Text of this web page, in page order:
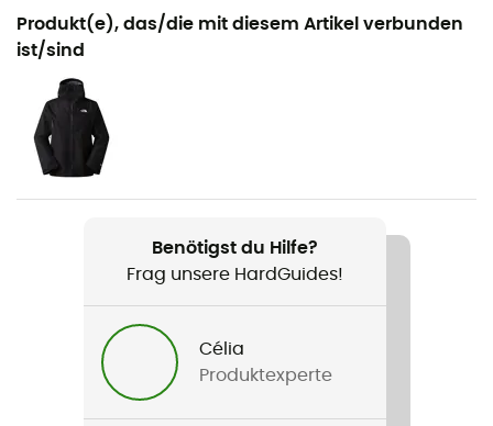
Geeignet für
Wandern / Approach
Geschlecht
Herren
Produkt
Verto Alpine Mid Gore-Tex
Wasserdichtigkeit
Steifigkeit der Laufsohle
Austauschbare Innensohle
Produkt(e), das/die mit diesem Artikel verbunden
ist/sind
Benötigst du Hilfe?
Frag unsere HardGuides!
Célia
Produktexperte